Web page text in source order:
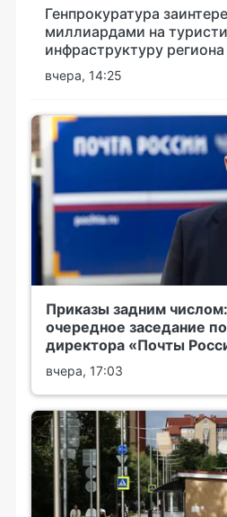
Генпрокуратура
миллиардами на
инфраструктуру региона
вчера, 14:25
Приказы задним
очередное заседание
директора «Почты
вчера, 17:03